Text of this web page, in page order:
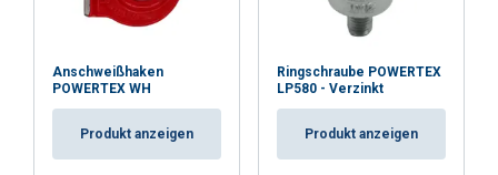
Anschweißhaken
POWERTEX WH
Produkt anzeigen
Ringschraube POWERTEX
LP580 - Verzinkt
Produkt anzeigen